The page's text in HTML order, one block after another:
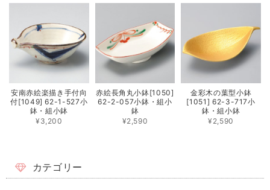
安南赤絵楽描き手付向
付[1049] 62-1-527小
鉢・組小鉢
¥3,200
赤絵長角丸小鉢[1050]
62-2-057小鉢・組小
鉢
¥2,590
金彩木の葉型小鉢
[1051] 62-3-717小
鉢・組小鉢
¥2,590
カテゴリー